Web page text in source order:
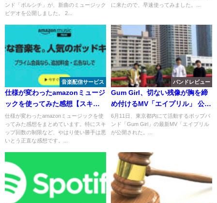
ンド「ボルシチ」が、新曲のミュージック
ビデオを公開しました。 2...
に来たので、早速使ってみました。...
音楽配信サービス
仕様が変わったamazonミュージ
ックを使ってみた感想【スキッ
プ制限が辛い】
仕様が変わったamazonミュージックを使
ってみた感想をまとめています。特にスキ
ップ回数の制限など、やはり使い勝手は悪
いとう正直な感想です。...
バンドレビュー
Gum Girl、切ない残像が胸を締
め付けるMV「エイプリル」 公
開！
6月11日、東京都内にて活動するポップバ
ンド「Gum Girl」の最新MV「エイプリル
が公開された。...